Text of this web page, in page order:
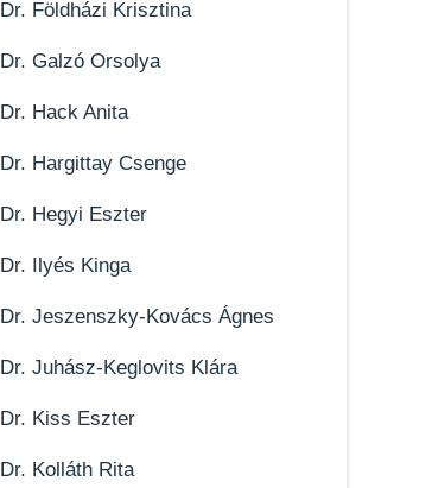
Dr. Földházi Krisztina
Dr. Galzó Orsolya
Dr. Hack Anita
Dr. Hargittay Csenge
Dr. Hegyi Eszter
Dr. Ilyés Kinga
Dr. Jeszenszky-Kovács Ágnes
Dr. Juhász-Keglovits Klára
Dr. Kiss Eszter
Dr. Kolláth Rita